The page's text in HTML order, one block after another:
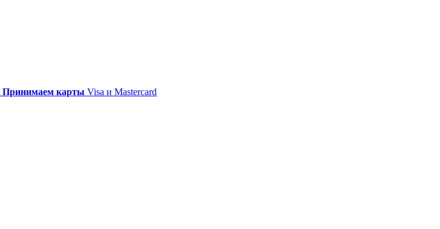
Принимаем карты Visa и Mastercard